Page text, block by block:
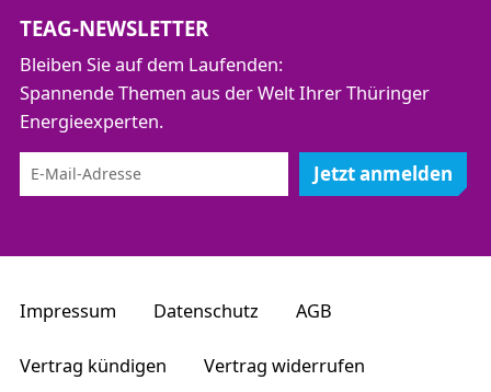
TEAG-NEWSLETTER
Bleiben Sie auf dem Laufenden:
Spannende Themen aus der Welt Ihrer Thüringer
Energieexperten.
Jetzt anmelden
Impressum Datenschutz AGB
Vertrag kündigen Vertrag widerrufen